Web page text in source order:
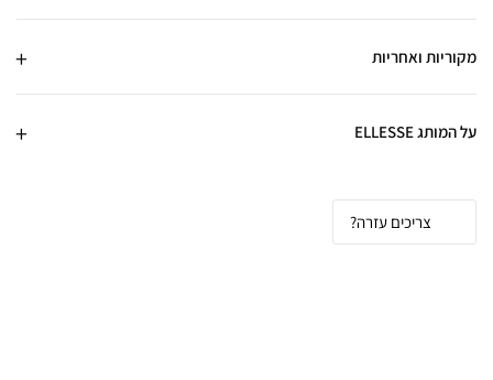
מקוריות ואחריות
על המותג ELLESSE
צריכים עזרה?